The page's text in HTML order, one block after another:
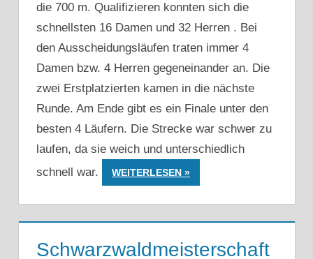
die 700 m. Qualifizieren konnten sich die
schnellsten 16 Damen und 32 Herren . Bei
den Ausscheidungsläufen traten immer 4
Damen bzw. 4 Herren gegeneinander an. Die
zwei Erstplatzierten kamen in die nächste
Runde. Am Ende gibt es ein Finale unter den
besten 4 Läufern. Die Strecke war schwer zu
laufen, da sie weich und unterschiedlich
schnell war.
WEITERLESEN
Schwarzwaldmeisterschaft